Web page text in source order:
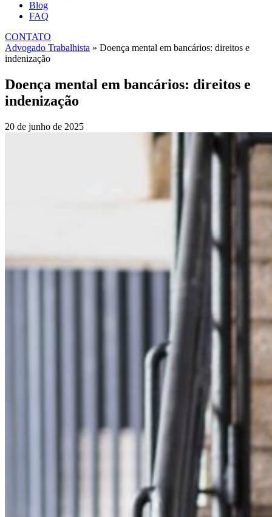
Blog
FAQ
CONTATO
Advogado Trabalhista » Doença mental em bancários: direitos e
indenização
Doença mental em bancários: direitos e
indenização
20 de junho de 2025